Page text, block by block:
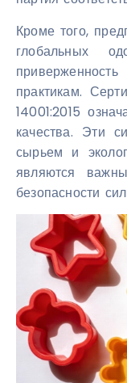
Кроме того,
глобальных
практикам.
14001:2015
качества. Эти
сырьем и
являются
безопасности